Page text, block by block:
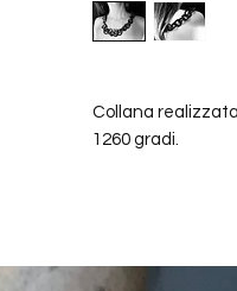
Collana
1260 gradi.